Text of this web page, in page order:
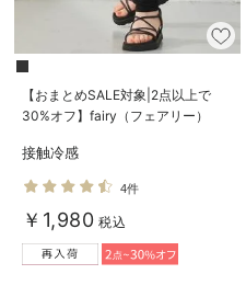
【おまとめSALE対象|2点以上で
30%オフ】fairy（フェアリー）
ツ レギンス(11分丈)【出産後も長く
使える】
接触冷感
4件
￥1,980 税込